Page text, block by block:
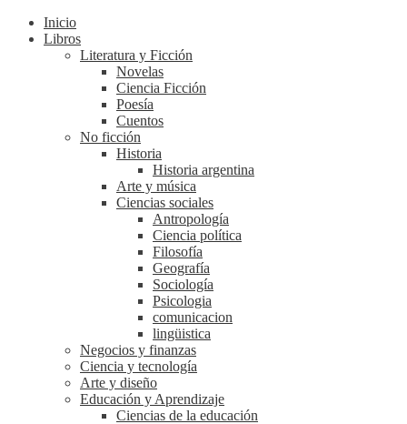
Inicio
Libros
Literatura y Ficción
Novelas
Ciencia Ficción
Poesía
Cuentos
No ficción
Historia
Historia argentina
Arte y música
Ciencias sociales
Antropología
Ciencia política
Filosofía
Geografía
Sociología
Psicologia
comunicacion
lingüistica
Negocios y finanzas
Ciencia y tecnología
Arte y diseño
Educación y Aprendizaje
Ciencias de la educación